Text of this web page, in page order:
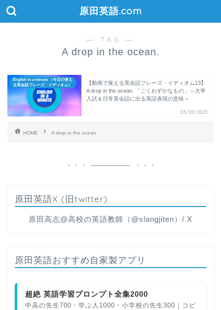
原田英語.com
― TAG ―
A drop in the ocean.
English in a minute （今日の使え
る英会話フレーズ・イディオム）
【動画で覚える英会話フレーズ・イディオム13】
A drop in the ocean. 「ごくわずかなもの」～大学
入試＆日常英会話に出る英語表現の意味～
03/09/2023
HOME A drop in the ocean.
原田英語X (旧twitter)
原田高志@高校の英語教師（@slangjiten）/ X
原田英語おすすめ自家製アプリ
超絶 英語学習プロンプト全集2000
中高の先生700・学ぶ人1000・小学校の先生300｜コピ